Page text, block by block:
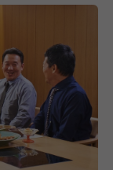
です。